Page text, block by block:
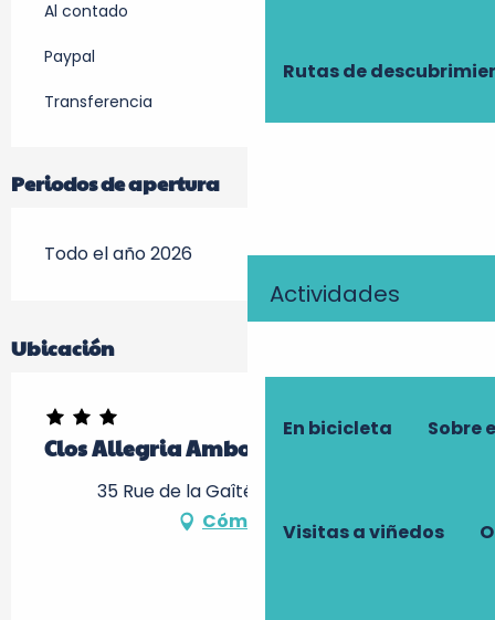
Rutas de
Actividades
En bicicleta Sobre
Visitas a viñedos
Al contado
Paypal
Transferencia
Periodos de apertura
Todo el año 2026
Ubicación
Clos Allegria Amboise
35 Rue de la Gaîté, 37400 Amboise
Cómo llegar